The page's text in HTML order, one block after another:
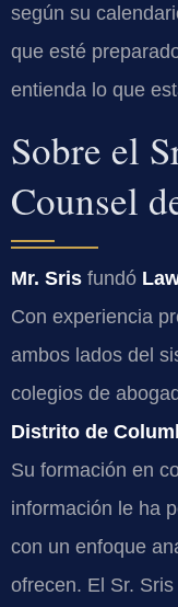
según su
que esté
entienda lo que
Sobre el
Counsel
Mr. Sris fundó
Con experiencia
ambos lados del
colegios de
Distrito de
Su formación en
información le ha
con un enfoque
ofrecen. El Sr.